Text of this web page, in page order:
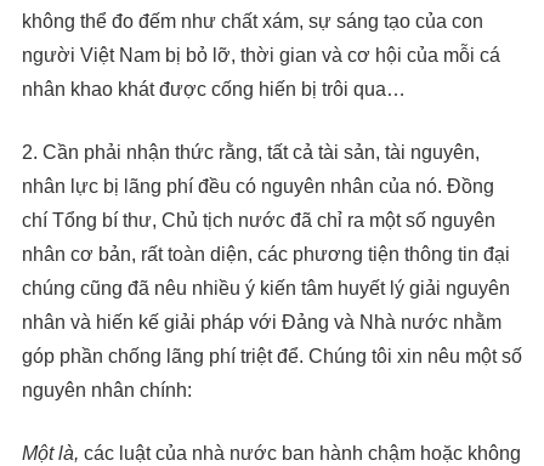
không thể đo đếm như chất xám, sự sáng tạo của con
người Việt Nam bị bỏ lỡ, thời gian và cơ hội của mỗi cá
nhân khao khát được cống hiến bị trôi qua…
2. Cần phải nhận thức rằng, tất cả tài sản, tài nguyên,
nhân lực bị lãng phí đều có nguyên nhân của nó. Đồng
chí Tổng bí thư, Chủ tịch nước đã chỉ ra một số nguyên
nhân cơ bản, rất toàn diện, các phương tiện thông tin đại
chúng cũng đã nêu nhiều ý kiến tâm huyết lý giải nguyên
nhân và hiến kế giải pháp với Đảng và Nhà nước nhằm
góp phần chống lãng phí triệt để. Chúng tôi xin nêu một số
nguyên nhân chính:
Một là, các luật của nhà nước ban hành chậm hoặc không